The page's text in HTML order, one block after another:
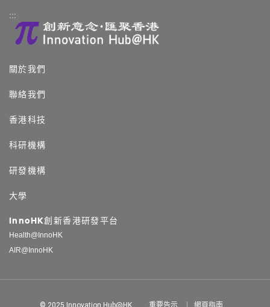
:::
關於我們
聯絡我們
香港科技
科研機構
研發機構
大學
InnoHK創新香港研發平台
Health@InnoHK
AIR@InnoHK
© 2025 Innovation Hub@HK 重要告示 網頁指南